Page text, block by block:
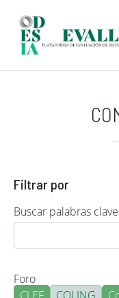
Filtrar por
Buscar palabras clave
Foro